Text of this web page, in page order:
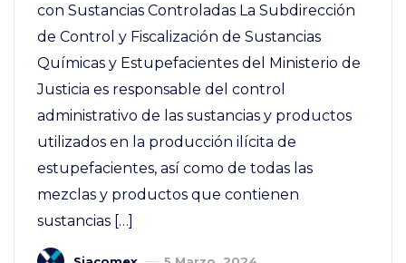
con Sustancias Controladas La Subdirección
de Control y Fiscalización de Sustancias
Químicas y Estupefacientes del Ministerio de
Justicia es responsable del control
administrativo de las sustancias y productos
utilizados en la producción ilícita de
estupefacientes, así como de todas las
mezclas y productos que contienen
sustancias […]